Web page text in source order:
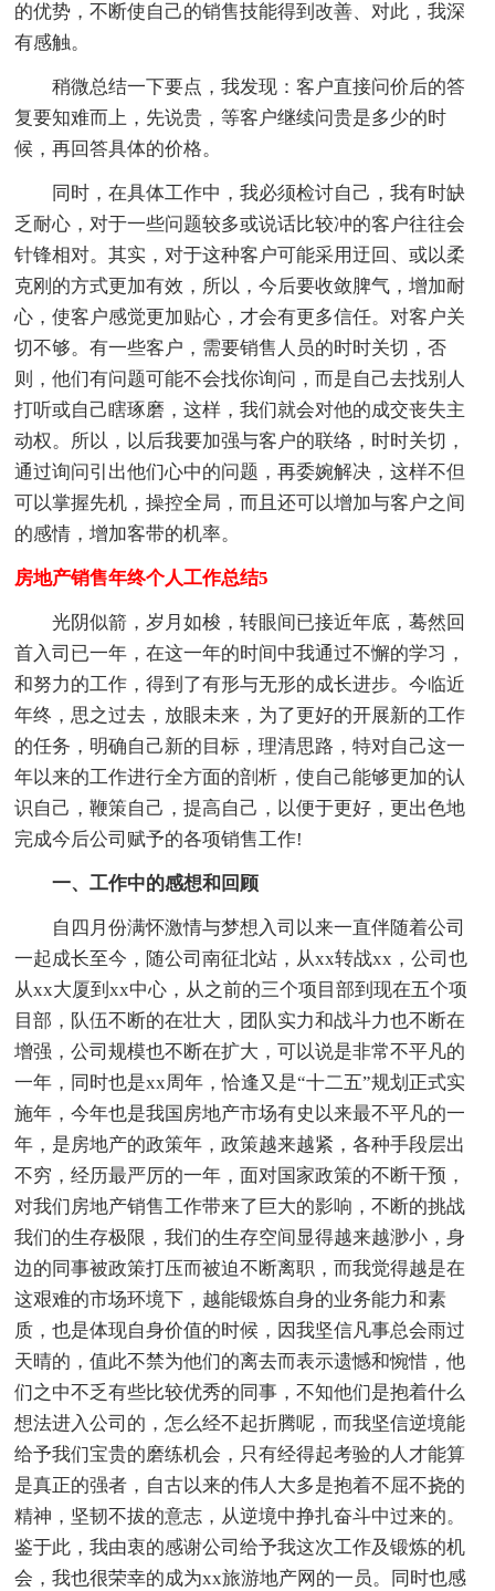
的优势，不断使自己的销售技能得到改善、对此，我深
有感触。
稍微总结一下要点，我发现：客户直接问价后的答
复要知难而上，先说贵，等客户继续问贵是多少的时
候，再回答具体的价格。
同时，在具体工作中，我必须检讨自己，我有时缺
乏耐心，对于一些问题较多或说话比较冲的客户往往会
针锋相对。其实，对于这种客户可能采用迂回、或以柔
克刚的方式更加有效，所以，今后要收敛脾气，增加耐
心，使客户感觉更加贴心，才会有更多信任。对客户关
切不够。有一些客户，需要销售人员的时时关切，否
则，他们有问题可能不会找你询问，而是自己去找别人
打听或自己瞎琢磨，这样，我们就会对他的成交丧失主
动权。所以，以后我要加强与客户的联络，时时关切，
通过询问引出他们心中的问题，再委婉解决，这样不但
可以掌握先机，操控全局，而且还可以增加与客户之间
的感情，增加客带的机率。
房地产销售年终个人工作总结5
光阴似箭，岁月如梭，转眼间已接近年底，蓦然回
首入司已一年，在这一年的时间中我通过不懈的学习，
和努力的工作，得到了有形与无形的成长进步。今临近
年终，思之过去，放眼未来，为了更好的开展新的工作
的任务，明确自己新的目标，理清思路，特对自己这一
年以来的工作进行全方面的剖析，使自己能够更加的认
识自己，鞭策自己，提高自己，以便于更好，更出色地
完成今后公司赋予的各项销售工作!
一、工作中的感想和回顾
自四月份满怀激情与梦想入司以来一直伴随着公司
一起成长至今，随公司南征北站，从xx转战xx，公司也
从xx大厦到xx中心，从之前的三个项目部到现在五个项
目部，队伍不断的在壮大，团队实力和战斗力也不断在
增强，公司规模也不断在扩大，可以说是非常不平凡的
一年，同时也是xx周年，恰逢又是“十二五”规划正式实
施年，今年也是我国房地产市场有史以来最不平凡的一
年，是房地产的政策年，政策越来越紧，各种手段层出
不穷，经历最严厉的一年，面对国家政策的不断干预，
对我们房地产销售工作带来了巨大的影响，不断的挑战
我们的生存极限，我们的生存空间显得越来越渺小，身
边的同事被政策打压而被迫不断离职，而我觉得越是在
这艰难的市场环境下，越能锻炼自身的业务能力和素
质，也是体现自身价值的时候，因我坚信凡事总会雨过
天晴的，值此不禁为他们的离去而表示遗憾和惋惜，他
们之中不乏有些比较优秀的同事，不知他们是抱着什么
想法进入公司的，怎么经不起折腾呢，而我坚信逆境能
给予我们宝贵的磨练机会，只有经得起考验的人才能算
是真正的强者，自古以来的伟人大多是抱着不屈不挠的
精神，坚韧不拔的意志，从逆境中挣扎奋斗中过来的。
鉴于此，我由衷的感谢公司给予我这次工作及锻炼的机
会，我也很荣幸的成为xx旅游地产网的一员。同时也感